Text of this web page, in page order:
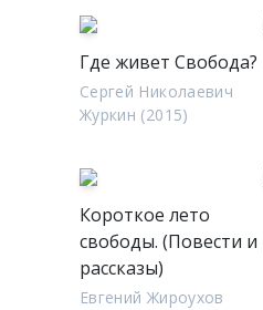
Где живет Свобода?
Сергей Николаевич
Журкин (2015)
Короткое лето
свободы. (Повести и
рассказы)
Евгений Жироухов